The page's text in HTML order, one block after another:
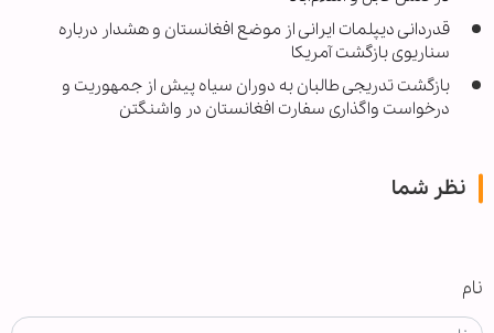
قدردانی دیپلمات ایرانی از موضع افغانستان و هشدار درباره
سناریوی بازگشت آمریکا
بازگشت تدریجی طالبان به دوران سیاه پیش از جمهوریت و
درخواست واگذاری سفارت افغانستان در واشنگتن
نظر شما
نام